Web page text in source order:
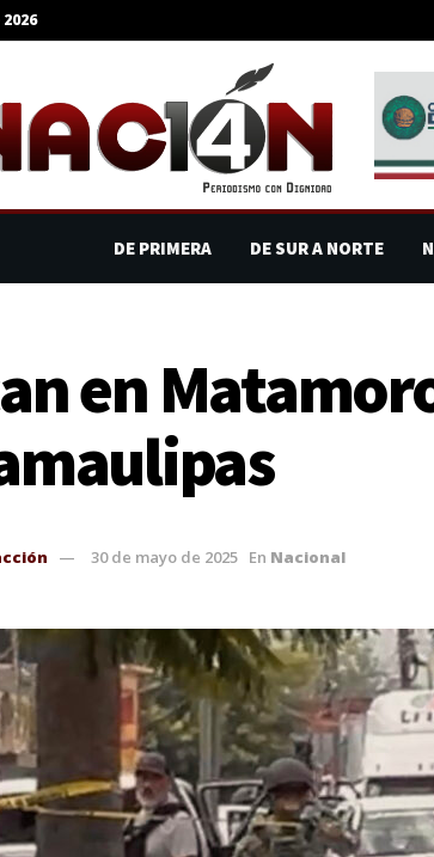
DE PRIMERA DE SUR A NORTE
en
30 de mayo de 2025 En Nacional